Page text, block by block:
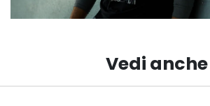
Vedi anche